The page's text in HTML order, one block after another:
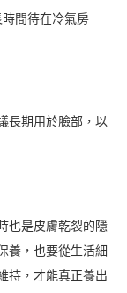
間待在冷氣房
長期用於臉部，以
也是皮膚乾裂的隱
養，也要從生活細
持，才能真正養出